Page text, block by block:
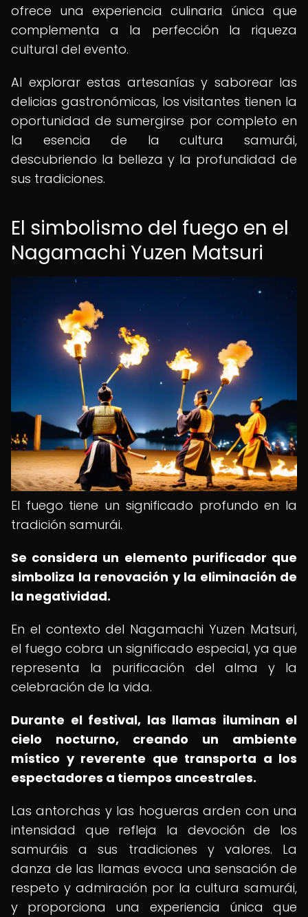
ofrece una experiencia culinaria única que
complementa a la perfección la riqueza
cultural del evento.
Al explorar estas artesanías y saborear las
delicias gastronómicas, los visitantes tienen la
oportunidad de sumergirse por completo en
la esencia de la cultura samurái,
descubriendo la belleza y la profundidad de
sus tradiciones.
El simbolismo del fuego en el
Nagamachi Yuzen Matsuri
El fuego tiene un significado profundo en la
tradición samurái.
Se considera un elemento purificador que
simboliza la renovación y la eliminación de
la negatividad.
En el contexto del Nagamachi Yuzen Matsuri,
el fuego cobra un significado especial, ya que
representa la purificación del alma y la
celebración de la vida.
Durante el festival, las llamas iluminan el
cielo nocturno, creando un ambiente
místico y reverente que transporta a los
espectadores a tiempos ancestrales.
Las antorchas y las hogueras arden con una
intensidad que refleja la devoción de los
samuráis a sus tradiciones y valores. La
danza de las llamas evoca una sensación de
respeto y admiración por la cultura samurái,
y proporciona una experiencia única que